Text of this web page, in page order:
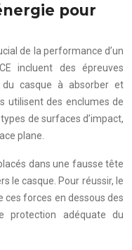
pour
de la performance d’un
incluent des épreuves
casque à absorber et
utilisent des enclumes de
de surfaces d’impact,
plane.
dans une fausse tête
le casque. Pour réussir, le
ces forces en dessous des
protection adéquate du